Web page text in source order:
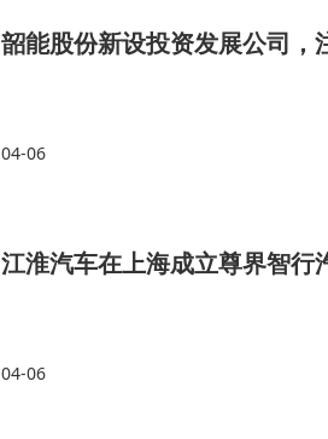
韶能股份新设投资发展公司，
04-06
江淮汽车在上海成立尊界智行
04-06